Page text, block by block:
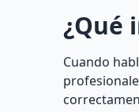
¿Qué
Cuando